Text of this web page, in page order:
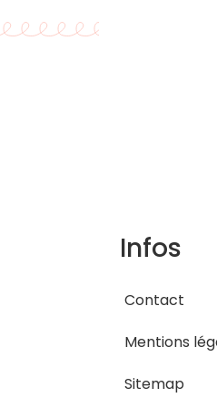
Infos
Contact
Mentions
Sitemap